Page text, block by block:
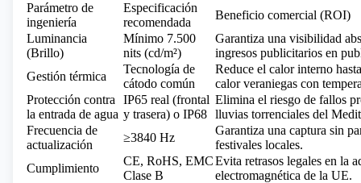
Parámetro de
ingeniería
Especificación
recomendada
Beneficio comercial (ROI)
Luminancia
(Brillo)
Mínimo 7.500
nits (cd/m²)
Garantiza una visibilidad
ingresos publicitarios en
Gestión térmica
Tecnología de
cátodo común
Reduce el calor interno
calor veraniegas con
Protección contra
la entrada de agua
IP65 real (frontal
y trasera) o IP68
Elimina el riesgo de fallos
lluvias torrenciales del
Frecuencia de
actualización
≥3840 Hz
Garantiza una captura sin
festivales locales.
Cumplimiento
CE, RoHS, EMC
Clase B
Evita retrasos legales en la
electromagnética de la UE.